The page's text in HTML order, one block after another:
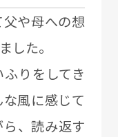
や⺟への想
した。
りをしてき
⾵に感じて
、読み返す